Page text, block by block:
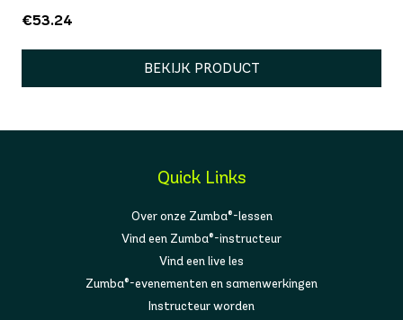
€53.24
BEKIJK PRODUCT
Quick Links
Over onze Zumba®-lessen
Vind een Zumba®-instructeur
Vind een live les
Zumba®-evenementen en samenwerkingen
Instructeur worden